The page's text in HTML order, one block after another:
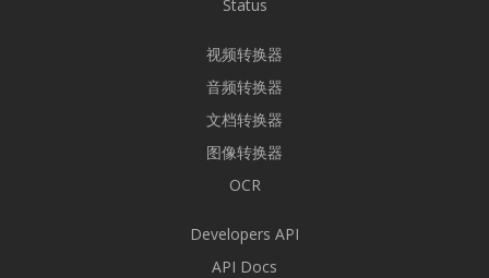
Status
视频转换器
音频转换器
文档转换器
图像转换器
OCR
Developers API
API Docs